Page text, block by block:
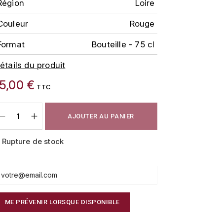
Loire
Rouge
Bouteille - 75 cl
du produit
€ TTC
AJOUTER AU PANIER
Rupture de stock
ME PRÉVENIR LORSQUE DISPONIBLE